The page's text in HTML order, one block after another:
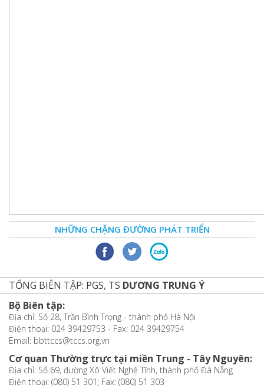
NHỮNG CHẶNG ĐƯỜNG PHÁT TRIỂN
TỔNG BIÊN TẬP: PGS, TS DƯƠNG TRUNG Ý
Bộ Biên tập:
Địa chỉ: Số 28, Trần Bình Trọng - thành phố Hà Nội
Điện thoại: 024 39429753 - Fax: 024 39429754
Email: bbttccs@tccs.org.vn
Cơ quan Thường trực tại miền Trung - Tây Nguyên:
Địa chỉ: Số 69, đường Xô Viết Nghệ Tĩnh, thành phố Đà Nẵng
Điện thoại: (080) 51 301; Fax: (080) 51 303